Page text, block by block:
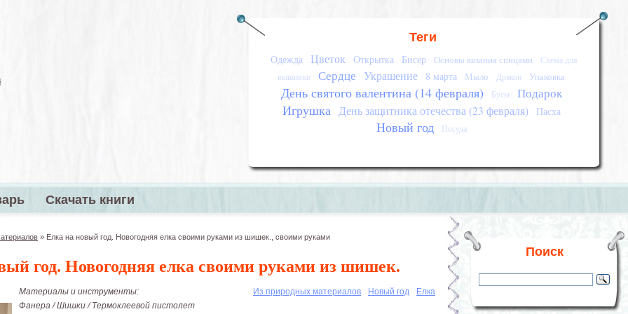
Теги
Одежда Цветок Открытка Бисер Основы вязания спицами
Схема для
вышивки
Сердце Украшение 8 марта Мыло Дракон Упаковка
День святого валентина (14 февраля) Бусы Подарок
Игрушка День защитника отечества (23 февраля) Пасха
Новый год Посуда
Скачать книги
» Елка на новый год. Новогодняя елка своими руками из шишек., своими руками
год. Новогодняя елка своими руками из шишек.
Новый год Елка
Из природных материалов
Материалы и инструменты:
Фанера / Шишки / Термоклеевой пистолет
Поиск